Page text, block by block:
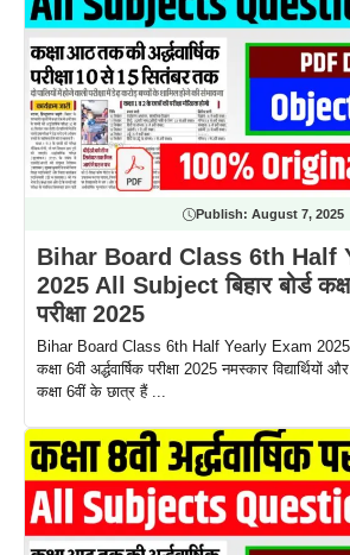
Publish: August 7, 2025
Bihar Board Class 6th Half
2025 All Subject बिहार बोर्ड कक्षा
परीक्षा 2025
Bihar Board Class 6th Half Yearly Exam 2025
कक्षा 6वी अर्द्धवार्षिक परीक्षा 2025 नमस्कार
कक्षा 6वीं के छात्र हैं ...